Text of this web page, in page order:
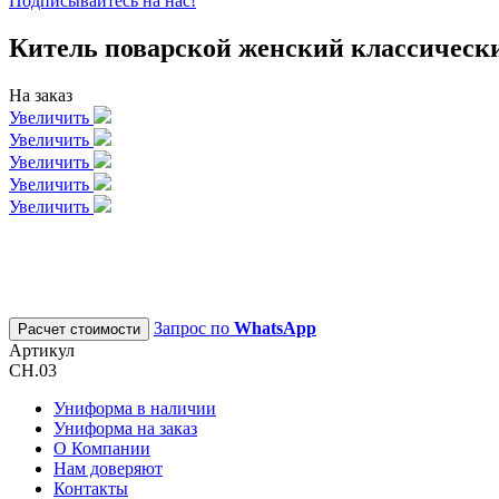
Китель поварской женский
На заказ
Увеличить
Увеличить
Увеличить
Увеличить
Увеличить
Расчет стоимости Запрос по WhatsApp
Артикул
CH.03
Униформа в наличии
Униформа на заказ
О Компании
Нам доверяют
Контакты